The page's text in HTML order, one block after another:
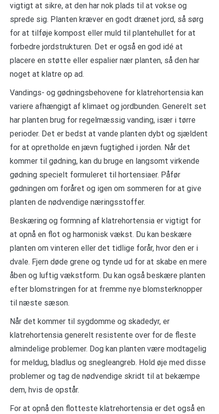
vigtigt at sikre, at den har nok plads til at vokse og
sprede sig. Planten kræver en godt drænet jord, så sørg
for at tilføje kompost eller muld til plantehullet for at
forbedre jordstrukturen. Det er også en god idé at
placere en støtte eller espalier nær planten, så den har
noget at klatre op ad.
Vandings- og gødningsbehovene for klatrehortensia kan
variere afhængigt af klimaet og jordbunden. Generelt set
har planten brug for regelmæssig vanding, især i tørre
perioder. Det er bedst at vande planten dybt og sjældent
for at opretholde en jævn fugtighed i jorden. Når det
kommer til gødning, kan du bruge en langsomt virkende
gødning specielt formuleret til hortensiaer. Påfør
gødningen om foråret og igen om sommeren for at give
planten de nødvendige næringsstoffer.
Beskæring og formning af klatrehortensia er vigtigt for
at opnå en flot og harmonisk vækst. Du kan beskære
planten om vinteren eller det tidlige forår, hvor den er i
dvale. Fjern døde grene og tynde ud for at skabe en mere
åben og luftig vækstform. Du kan også beskære planten
efter blomstringen for at fremme nye blomsterknopper
til næste sæson.
Når det kommer til sygdomme og skadedyr, er
klatrehortensia generelt resistente over for de fleste
almindelige problemer. Dog kan planten være modtagelig
for meldug, bladlus og snegleangreb. Hold øje med disse
problemer og tag de nødvendige skridt til at bekæmpe
dem, hvis de opstår.
For at opnå den flotteste klatrehortensia er det også en